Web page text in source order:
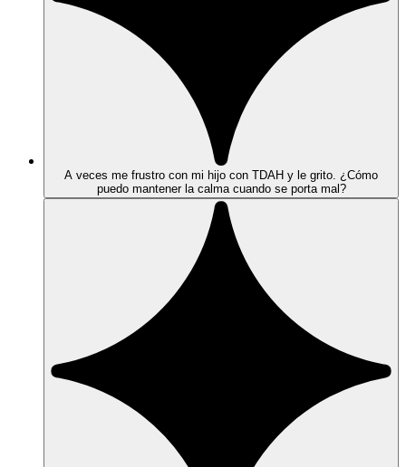
A veces me frustro con mi hijo con TDAH y le grito. ¿Cómo
puedo mantener la calma cuando se porta mal?